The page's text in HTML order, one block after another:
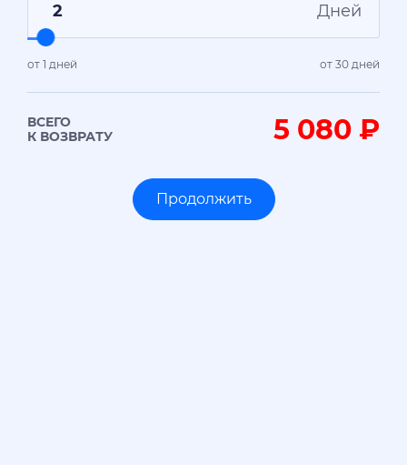
Дней
от 1 дней от 30 дней
ВСЕГО
К ВОЗВРАТУ
5 080 ₽